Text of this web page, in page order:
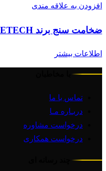
افزودن به علاقه مندی
ضخامت سنج برند BENETECH مدل GM280
اطلاعات بیشتر
تماس با ما
دربـاره مـا
درخواست مشاوره
درخواست همکاری